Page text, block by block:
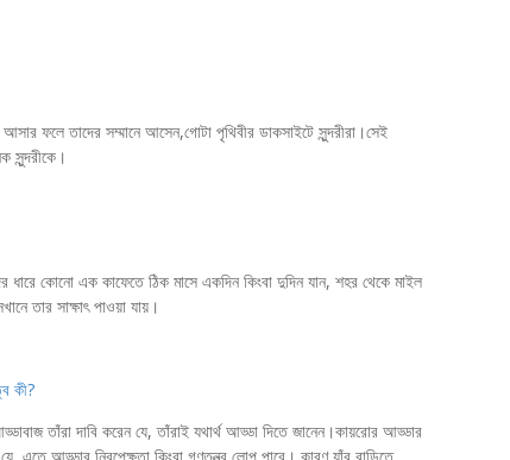
ফলে তাদের সম্মানে আসেন,গোটা পৃথিবীর ডাকসাইটে সুন্দরীরা।সেই
সুন্দরীকে।
কোনো এক কাফেতে ঠিক মাসে একদিন কিংবা দুদিন যান, শহর থেকে মাইল
তার সাক্ষাৎ পাওয়া যায়।
কী?
তাঁরা দাবি করেন যে, তাঁরাই যথার্থ আড্ডা দিতে জানেন।কায়রোর আড্ডার